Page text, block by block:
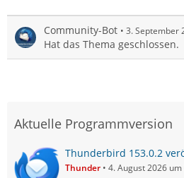
Community-Bot 3. September
Hat das Thema geschlossen.
Aktuelle Programmversion
Thunderbird 153.0.2
Thunder 4. August 2026 um